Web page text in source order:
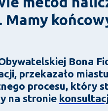
Mamy
Bona
przekazało
procesu, który
na stronie